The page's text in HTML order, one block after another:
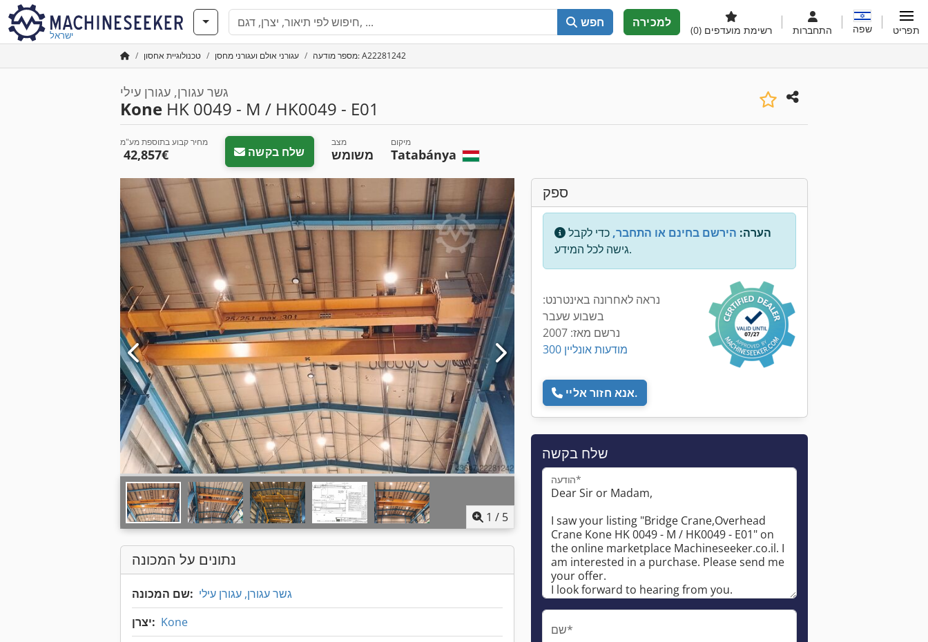
ישראל
חפש למכירה
רשימת מועדפים (0) התחברות שפה תפריט
טכנולוגיית אחסון עגורני אולם ועגורני מחסן מספר מודעה: A22281242
גשר עגורן, עגורן עילי
Kone HK 0049 - M / HK0049 - E01
מחיר קבוע בתוספת מע"מ
‏42,857 ‏€ שלח בקשה
מצב
משומש
מיקום
Tatabánya
1 / 5
נתונים על המכונה
שם המכונה: גשר עגורן, עגורן עילי
יצרן: Kone
ספק
הערה: הירשם בחינם או התחבר, כדי לקבל
גישה לכל המידע.
נראה לאחרונה באינטרנט:
בשבוע שעבר
נרשם מאז: 2007
300 מודעות אונליין
אנא חזור אליי.
שלח בקשה
הודעה*
שם*